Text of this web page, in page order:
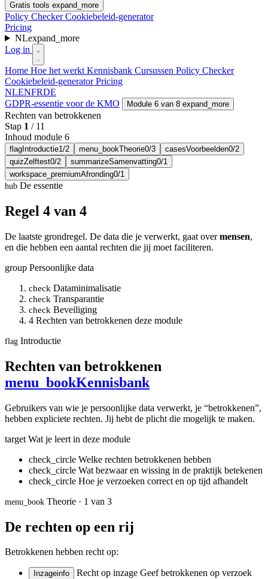
Gratis tools expand_more
Policy CheckerCookiebeleid-generator
Pricing
NLexpand_more
Log in
Home Hoe het werkt Kennisbank Cursussen Policy Checker
Cookiebeleid-generatorPricing
NLENFRDE
GDPR-essentie voor de KMO
Module 6 van 8 expand_more
Rechten van betrokkenen
Stap 1 / 11
Inhoud module 6
flag Introductie1/2 menu_bookTheorie0/3 casesVoorbeelden0/2
quizZelftest0/2 summarizeSamenvatting0/1
workspace_premiumAfronding0/1
hub De essentie
Regel 4 van 4
De laatste grondregel. De data die je verwerkt, gaat overmensen,
en die hebben een aantal rechten die jij moet faciliteren.
group Persoonlijke data
check Dataminimalisatie
check Transparantie
check Beveiliging
4 Rechten van betrokkenen deze module
flag Introductie
Rechten van betrokkenen
menu_bookKennisbank
Gebruikers van wie je persoonlijke data verwerkt, je “betrokkenen”,
hebben expliciete rechten. Jij hebt de plicht die mogelijk te maken.
target Wat je leert in deze module
check_circle Welke rechten betrokkenen hebben
check_circle Wat bezwaar en wissing in de praktijk betekenen
check_circle Hoe je verzoeken correct en op tijd afhandelt
menu_book Theorie · 1 van 3
De rechten op een rij
Betrokkenen hebben recht op:
Inzageinfo Recht op inzage Geef betrokkenen op verzoek